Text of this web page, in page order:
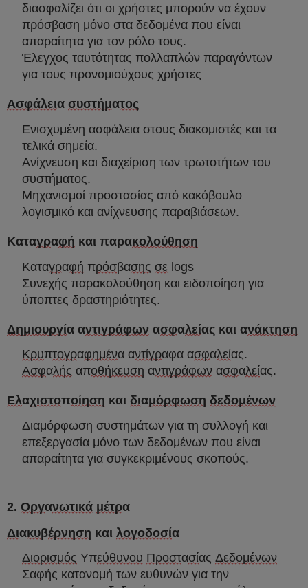
διασφαλίζει ότι οι χρήστες μπορούν να έχουν
πρόσβαση μόνο στα δεδομένα που είναι
απαραίτητα για τον ρόλο τους.
Έλεγχος ταυτότητας πολλαπλών παραγόντων
για τους προνομιούχους χρήστες
Ασφάλεια συστήματος
Ενισχυμένη ασφάλεια στους διακομιστές και τα
τελικά σημεία.
Ανίχνευση και διαχείριση των τρωτοτήτων του
συστήματος.
Μηχανισμοί προστασίας από κακόβουλο
λογισμικό και ανίχνευσης παραβιάσεων.
Καταγραφή και παρακολούθηση
Καταγραφή πρόσβασης σεlogs
Συνεχής παρακολούθηση και ειδοποίηση για
ύποπτες δραστηριότητες.
Δημιουργία αντιγράφων ασφαλείας και ανάκτηση
Κρυπτογραφημένα αντίγραφα ασφαλείας.
Ασφαλής αποθήκευση αντιγράφωνασφαλείας.
Ελαχιστοποίηση και διαμόρφωση δεδομένων
Διαμόρφωση συστημάτων για τη συλλογή και
επεξεργασία μόνο των δεδομένων που είναι
απαραίτητα για συγκεκριμένους σκοπούς.
2. Οργανωτικά μέτρα
Διακυβέρνηση και λογοδοσία
Διορισμός Υπεύθυνου Προστασίας Δεδομένων
Σαφής κατανομή των ευθυνών για την